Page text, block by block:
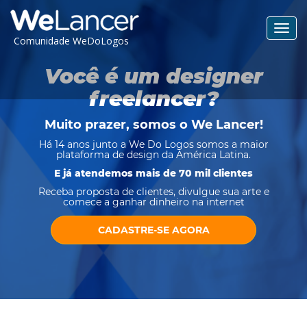
Comunidade WeDoLogos
Você é um designer
freelancer?
Muito prazer, somos o We Lancer!
Há 14 anos junto a We Do Logos somos a maior
plataforma de design da América Latina.
E já atendemos mais de 70 mil clientes
Receba proposta de clientes, divulgue sua arte e
comece a ganhar dinheiro na internet
CADASTRE-SE AGORA